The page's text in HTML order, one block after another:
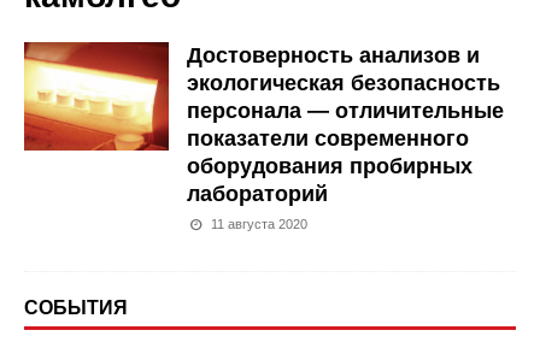
Достоверность анализов и
экологическая безопасность
персонала — отличительные
показатели современного
оборудования пробирных
лабораторий
11 августа 2020
СОБЫТИЯ